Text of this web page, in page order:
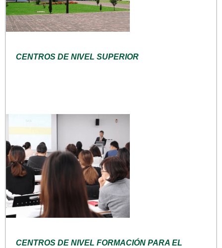
CENTROS DE NIVEL SUPERIOR
CENTROS DE NIVEL FORMACIÓN PARA EL